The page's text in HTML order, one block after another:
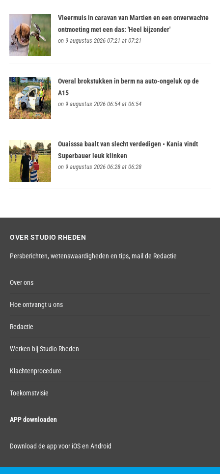
Vleermuis in caravan van Martien en een onverwachte
ontmoeting met een das: 'Heel bijzonder'
on 9 augustus 2026 07:21 at 07:21
Overal brokstukken in berm na auto-ongeluk op de
A15
on 9 augustus 2026 06:54 at 06:54
Ouaisssa baalt van slecht verdedigen • Kania vindt
Superbauer leuk klinken
on 9 augustus 2026 06:28 at 06:28
OVER STUDIO RHEDEN
Persberichten, wetenswaardigheden en tips, mail de Redactie
Over ons
Hoe ontvangt u ons
Redactie
Werken bij Studio Rheden
Klachtenprocedure
Toekomstvisie
APP downloaden
Download de app voor iOS en Android